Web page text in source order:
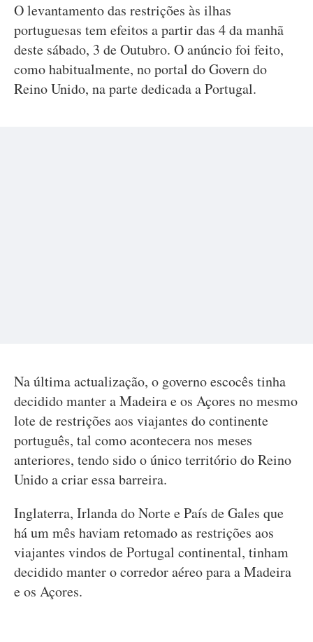
O levantamento das restrições às ilhas
portuguesas tem efeitos a partir das 4 da manhã
deste sábado, 3 de Outubro. O anúncio foi feito,
como habitualmente, no portal do Govern do
Reino Unido, na parte dedicada a Portugal.
Na última actualização, o governo escocês tinha
decidido manter a Madeira e os Açores no mesmo
lote de restrições aos viajantes do continente
português, tal como acontecera nos meses
anteriores, tendo sido o único território do Reino
Unido a criar essa barreira.
Inglaterra, Irlanda do Norte e País de Gales que
há um mês haviam retomado as restrições aos
viajantes vindos de Portugal continental, tinham
decidido manter o corredor aéreo para a Madeira
e os Açores.